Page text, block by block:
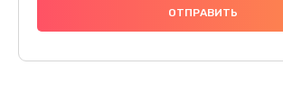
1250 руб.